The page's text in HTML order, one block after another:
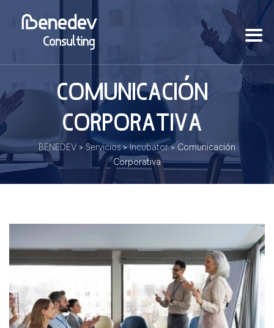
COMUNICACIÓN
CORPORATIVA
BENEDEV > Servicios>Incubator> Comunicación
Corporativa